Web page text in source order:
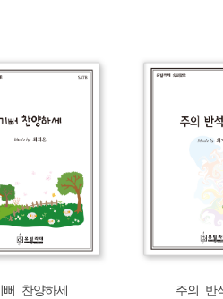
뻐 찬양하세 주의 반